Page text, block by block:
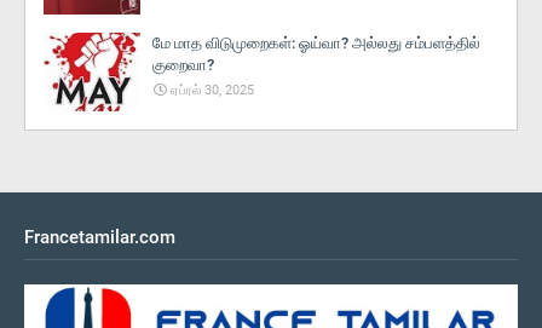
மே மாத விடுமுறைகள்: ஓய்வா? அல்லது சம்பளத்தில்
குறைவா?
ஏப்ரல் 30, 2025
Francetamilar.com